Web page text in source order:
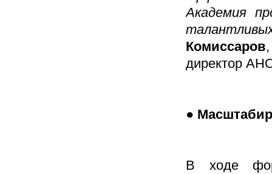
Академия
Комиссаров
директор
●
В ходе